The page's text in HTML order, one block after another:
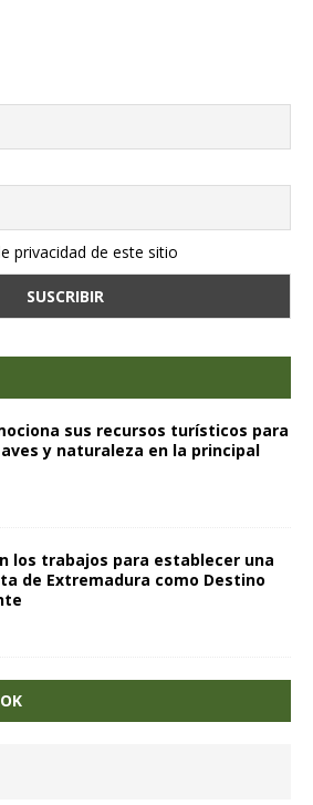
privacidad de este sitio
sus recursos turísticos para
y naturaleza en la principal
los trabajos para establecer una
de Extremadura como Destino